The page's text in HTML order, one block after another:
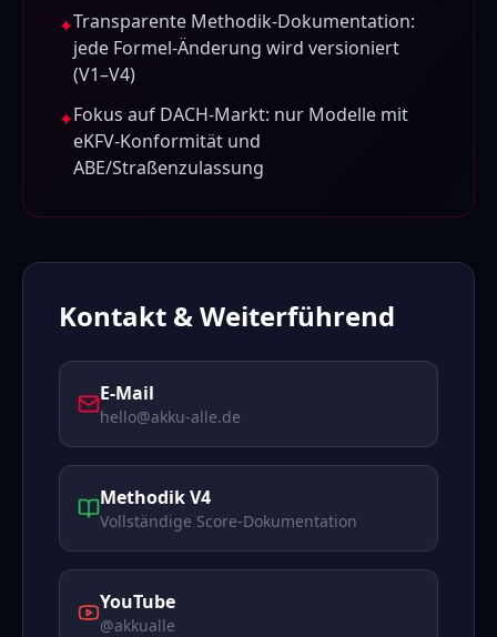
✦Transparente Methodik-Dokumentation:
jede Formel-Änderung wird versioniert
(V1–V4)
✦Fokus auf DACH-Markt: nur Modelle mit
eKFV-Konformität und
ABE/Straßenzulassung
Kontakt & Weiterführend
E-Mail
hello@akku-alle.de
Methodik V4
Vollständige Score-Dokumentation
YouTube
@akkualle